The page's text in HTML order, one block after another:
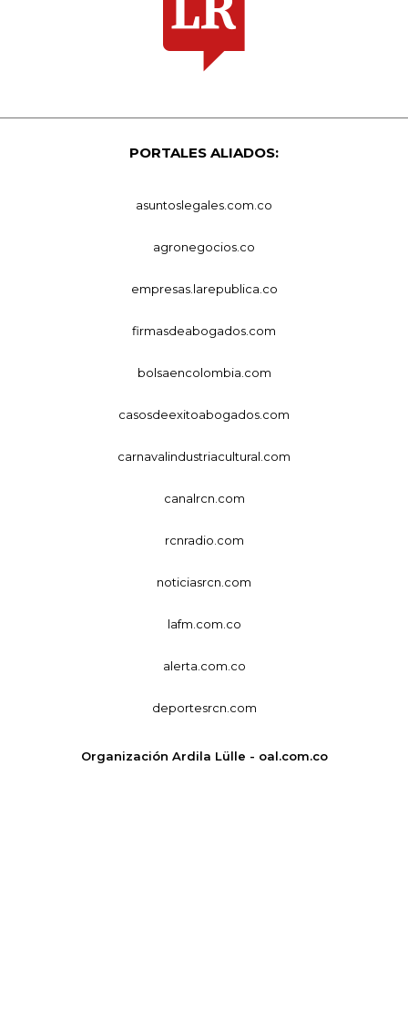
PORTALES ALIADOS:
asuntoslegales.com.co
agronegocios.co
empresas.larepublica.co
firmasdeabogados.com
bolsaencolombia.com
casosdeexitoabogados.com
carnavalindustriacultural.com
canalrcn.com
rcnradio.com
noticiasrcn.com
lafm.com.co
alerta.com.co
deportesrcn.com
Organización Ardila Lülle - oal.com.co